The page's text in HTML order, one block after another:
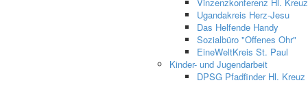
Ugandakreis Herz-Jesu
Das Helfende Handy
Sozialbüro "Offenes Ohr"
EineWeltKreis St. Paul
Kinder- und Jugendarbeit
DPSG Pfadfinder Hl. Kreuz